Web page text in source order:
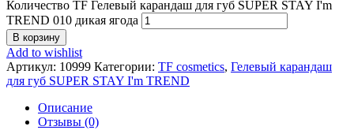
Количество TF Гелевый карандаш для губ SUPER STAY I'm
TREND 010 дикая ягода
В корзину
Add to wishlist
Артикул: 10999 Категории: TF cosmetics, Гелевый карандаш
для губ SUPER STAY I'm TREND
Описание
Отзывы (0)